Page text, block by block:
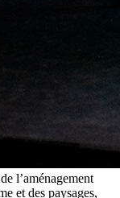
l’aménagement
et des paysages,